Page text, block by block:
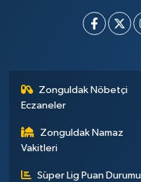
Zonguldak Nöbetçi
Eczaneler
Zonguldak Namaz
Vakitleri
Süper Lig Puan Durumu